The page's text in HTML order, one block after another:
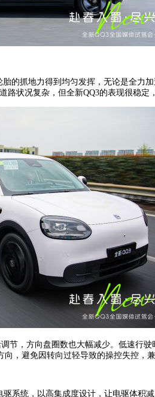
的抓地力得到均匀发挥，无论是全力
状况复杂，但全新QQ3的表现很稳定
节，方向盘圈数也大幅减少。低速行
，避免因转向过轻导致的操控失控，
系统，以高集成度设计，让电驱体积